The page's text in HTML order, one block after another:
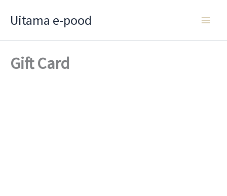
Uitama e-pood
Gift Card